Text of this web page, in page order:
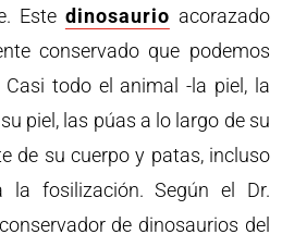
Este dinosaurio acorazado
conservado que podemos
todo el animal -la piel, la
piel, las púas a lo largo de su
de su cuerpo y patas, incluso
la fosilización. Según el Dr.
de dinosaurios del